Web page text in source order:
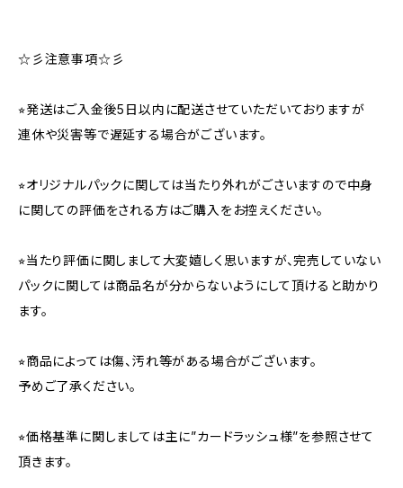
☆彡注意事項☆彡
⭐︎発送はご入金後5日以内に配送させていただいておりますが
連休や災害等で遅延する場合がございます。
⭐︎オリジナルパックに関しては当たり外れがごさいますので中身
に関しての評価をされる方はご購入をお控えください。
⭐︎当たり評価に関しまして大変嬉しく思いますが、完売していない
パックに関しては商品名が分からないようにして頂けると助かり
ます。
⭐︎商品によっては傷、汚れ等がある場合がございます。
予めご了承ください。
⭐︎価格基準に関しましては主に”カードラッシュ様”を参照させて
頂きます。